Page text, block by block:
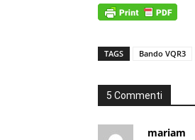
TAGS Bando VQR3
5 Commenti
mariam